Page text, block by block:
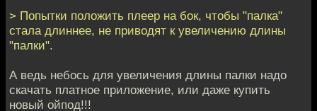
> Попытки положить плеер на бок, чтобы "палка"
стала длиннее, не приводят к увеличению длины
"палки".
А ведь небось для увеличения длины палки надо
скачать платное приложение, или даже купить
новый ойпод!!!